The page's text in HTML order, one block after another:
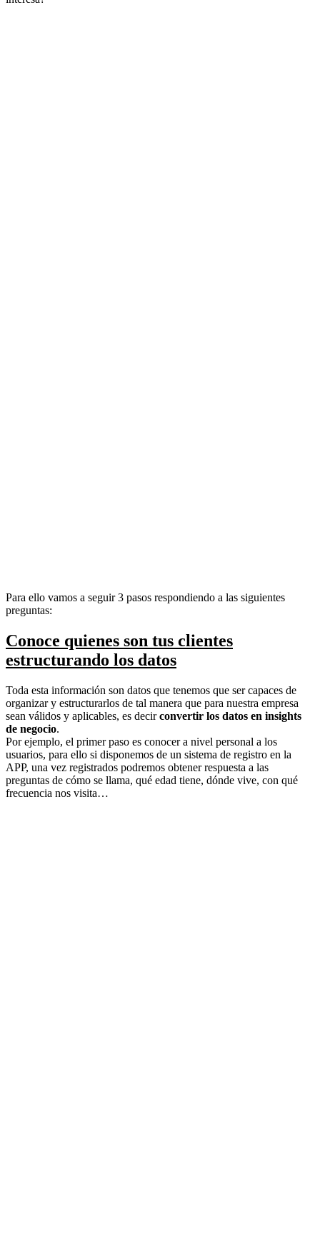
Para ello vamos a seguir 3 pasos respondiendo a las siguientes
preguntas:
Conoce quienes son tus clientes
estructurando los datos
Toda esta información son datos que tenemos que ser capaces de
organizar y estructurarlos de tal manera que para nuestra empresa
sean válidos y aplicables, es decirconvertir los datos en insights
de negocio.
Por ejemplo, el primer paso es conocer a nivel personal a los
usuarios, para ello si disponemos de un sistema de registro en la
APP, una vez registrados podremos obtener respuesta a las
preguntas de cómo se llama, qué edad tiene, dónde vive, con qué
frecuencia nos visita…